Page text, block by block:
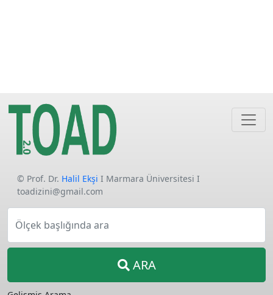
© Prof. Dr. Halil Ekşi I Marmara Üniversitesi I
toadizini@gmail.com
Ölçek başlığında ara
ARA